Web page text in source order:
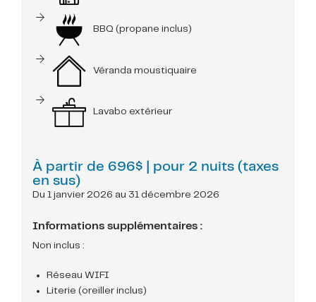
BBQ (propane inclus)
Véranda moustiquaire
Lavabo extérieur
À partir de 696$ | pour 2 nuits (taxes
en sus)
Du 1 janvier 2026 au 31 décembre 2026
Informations supplémentaires :
Non inclus :
Réseau WIFI
Literie (oreiller inclus)